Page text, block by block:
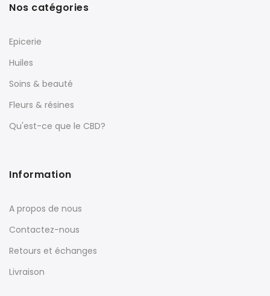
Nos catégories
Epicerie
Huiles
Soins & beauté
Fleurs & résines
Qu'est-ce que le CBD?
Information
A propos de nous
Contactez-nous
Retours et échanges
Livraison